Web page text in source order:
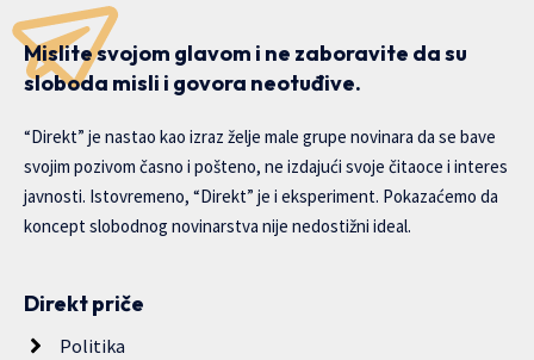
Mislite svojom glavom i ne zaboravite da su
sloboda misli i govora neotuđive.
“Direkt” je nastao kao izraz želje male grupe novinara da se bave
svojim pozivom časno i pošteno, ne izdajući svoje čitaoce i interes
javnosti. Istovremeno, “Direkt” je i eksperiment. Pokazaćemo da
koncept slobodnog novinarstva nije nedostižni ideal.
Direkt priče
Politika